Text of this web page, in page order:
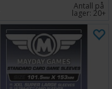
Antall på
lager: 20+